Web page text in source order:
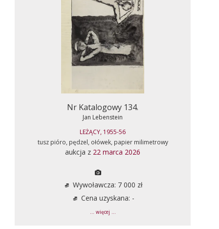
Nr Katalogowy 134.
Jan Lebenstein
LEŻĄCY, 1955-56
tusz pióro, pędzel, ołówek, papier milimetrowy
aukcja z 22 marca 2026
Wywoławcza: 7 000 zł
Cena uzyskana: -
... więcej ...